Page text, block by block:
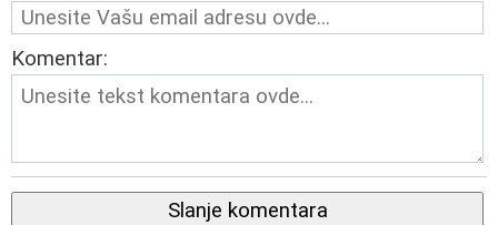
Komentar:
Slanje komentara